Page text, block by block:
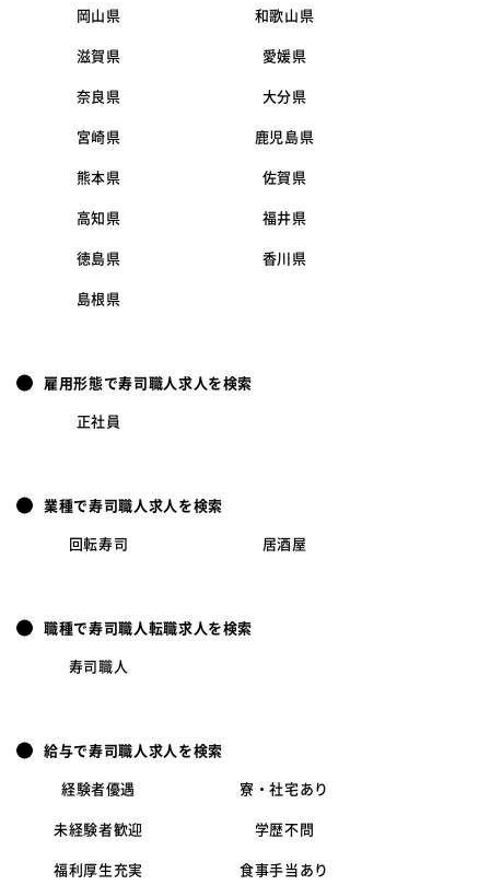
岡山県 和歌山県
滋賀県 愛媛県
奈良県 大分県
宮崎県 鹿児島県
熊本県 佐賀県
高知県 福井県
徳島県 香川県
島根県
雇用形態で寿司職人求人を検索
正社員
業種で寿司職人求人を検索
回転寿司 居酒屋
職種で寿司職人転職求人を検索
寿司職人
給与で寿司職人求人を検索
経験者優遇 寮・社宅あり
未経験者歓迎 学歴不問
福利厚生充実 食事手当あり